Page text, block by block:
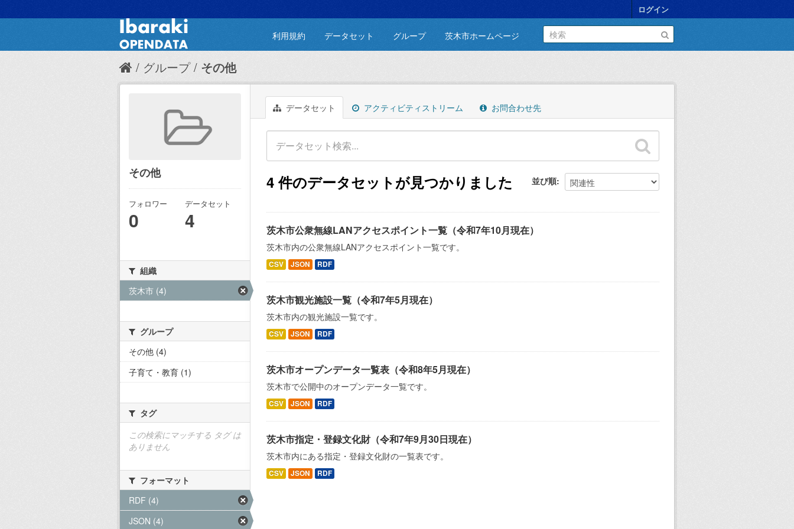
ログイン
利用規約 データセット グループ 茨木市ホームページ
グループ その他
データセット アクティビティストリーム お問合わせ先
並び順
4 件のデータセットが見つかりました
茨木市公衆無線LANアクセスポイント一覧（令和7年10月現在）
茨木市内の公衆無線LANアクセスポイント一覧です。
CSV JSON RDF
茨木市観光施設一覧（令和7年5月現在）
茨木市内の観光施設一覧です。
CSV JSON RDF
茨木市オープンデータ一覧表（令和8年5月現在）
茨木市で公開中のオープンデータ一覧です。
CSV JSON RDF
茨木市指定・登録文化財（令和7年9月30日現在）
茨木市内にある指定・登録文化財の一覧表です。
CSV JSON RDF
その他
フォロワー
0
データセット
4
組織
茨木市 (4)
グループ
その他 (4)
子育て・教育 (1)
タグ
この検索にマッチする タグ は
ありません
フォーマット
RDF (4)
JSON (4)